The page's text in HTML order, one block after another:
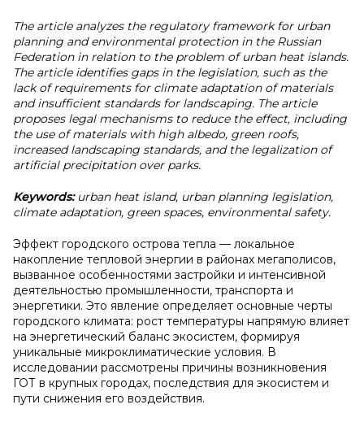
The article analyzes the regulatory framework for urban
planning and environmental protection in the Russian
Federation in relation to the problem of urban heat islands.
The article identifies gaps in the legislation, such as the
lack of requirements for climate adaptation of materials
and insufficient standards for landscaping. The article
proposes legal mechanisms to reduce the effect, including
the use of materials with high albedo, green roofs,
increased landscaping standards, and the legalization of
artificial precipitation over parks.
Keywords: urban heat island, urban planning legislation,
climate adaptation, green spaces, environmental safety.
Эффект городского острова тепла — локальное
накопление тепловой энергии в районах мегаполисов,
вызванное особенностями застройки и интенсивной
деятельностью промышленности, транспорта и
энергетики. Это явление определяет основные черты
городского климата: рост температуры напрямую влияет
на энергетический баланс экосистем, формируя
уникальные микроклиматические условия. В
исследовании рассмотрены причины возникновения
ГОТ в крупных городах, последствия для экосистем и
пути снижения его воздействия.